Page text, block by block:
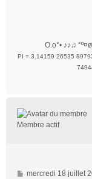
O.o°• ♪♪♫
PI = 3.14159 26535
Membre actif
M
mercredi 18 juillet